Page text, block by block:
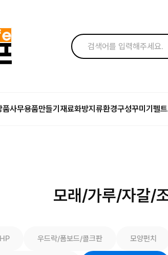
품사무용품만들기재료화방지류환경구성꾸미기 펠
모래/가루/자갈/
우드락/폼보드/콜크판 모양펀치